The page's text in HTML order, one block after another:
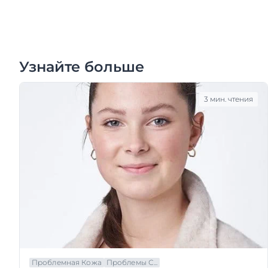
Узнайте больше
Проблемная Кожа Проблемы С...
3 мин. чтения